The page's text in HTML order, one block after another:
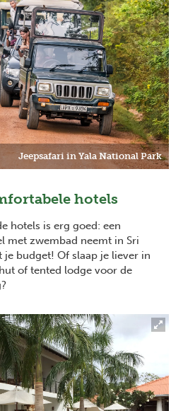
Jeepsafari in Yala National Park
hotels
hotels is erg goed: een
met zwembad neemt in Sri
je budget! Of slaap je liever in
of tented lodge voor de